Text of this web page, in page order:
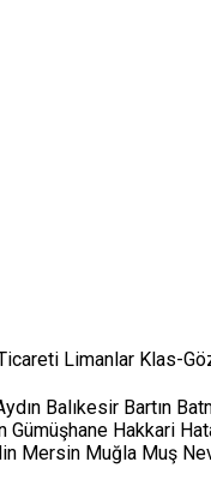
Limanlar Klas-
Balıkesir Bartın
Gümüşhane Hakkari
Mersin Muğla Muş